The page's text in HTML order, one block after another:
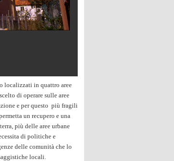
localizzati in quattro aree
di operare sulle aree
e per questo più fragili
un recupero e una
più delle aree urbane
di politiche e
delle comunità che lo
locali.